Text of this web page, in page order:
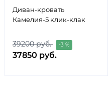
Диван-кровать
Камелия-5 клик-клак
39200 руб. -3 %
37850 руб.